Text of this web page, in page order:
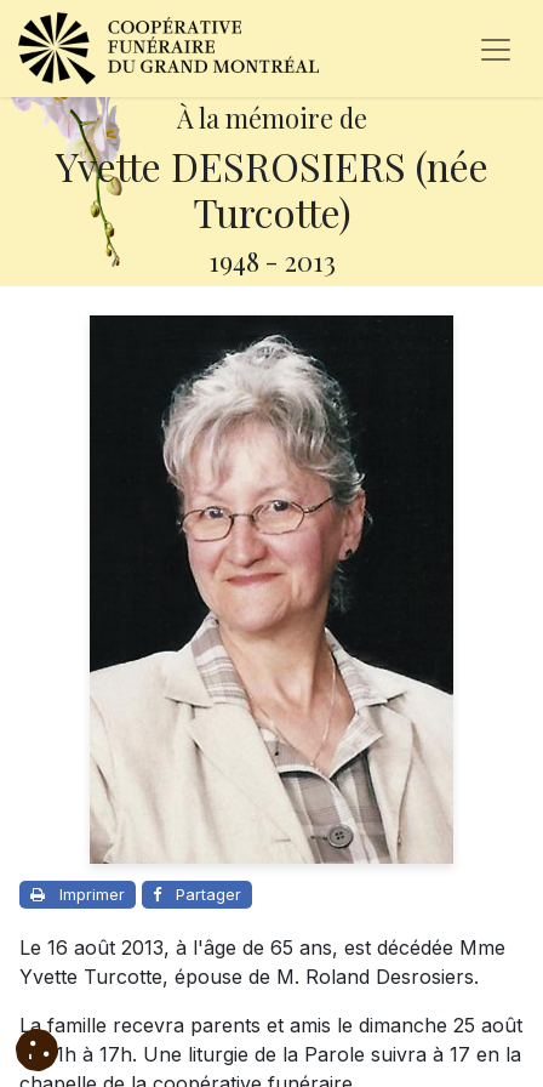
À la mémoire de
Yvette DESROSIERS (née
Turcotte)
1948 - 2013
Imprimer Partager
Le 16 août 2013, à l'âge de 65 ans, est décédée Mme
Yvette Turcotte, épouse de M. Roland Desrosiers.
La famille recevra parents et amis le dimanche 25 août
de 11h à 17h. Une liturgie de la Parole suivra à 17 en la